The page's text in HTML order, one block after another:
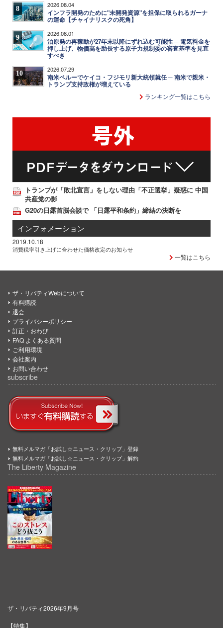
8 2026.08.04
インフラ開発のために"未開発資源"を担保に取られるガーナ
の運命【チャイナリスクの死角】
9 2026.08.01
泊原発の再稼動が27年末以降にずれ込む可能性 ─ 電気料金を
押し上げ、物価高を助長する原子力規制委の審査基準を見直
すべき
10 2026.07.29
南米ペルーでケイコ・フジモリ新大統領就任 ─ 南米で親米・
トランプ支持政権が増えている
ランキング一覧はこちら
トランプが「敗北宣言」をしない理由「不正選挙」疑惑に 中国
共産党の影
G20の日露首脳会談で 「日露平和条約」締結の決断を
インフォメーション
2019.10.18
消費税率引き上げに合わせた価格改定のお知らせ
一覧はこちら
ザ・リバティWebについて
有料購読
退会
プライバシーポリシー
訂正・おわび
FAQ よくある質問
ご利用環境
会社案内
お問い合わせ
subscribe
無料メルマガ「お試し☆ニュース・クリップ」登録
無料メルマガ「お試し☆ニュース・クリップ」解約
The Liberty Magazine
ザ・リバティ2026年9月号
【特集】